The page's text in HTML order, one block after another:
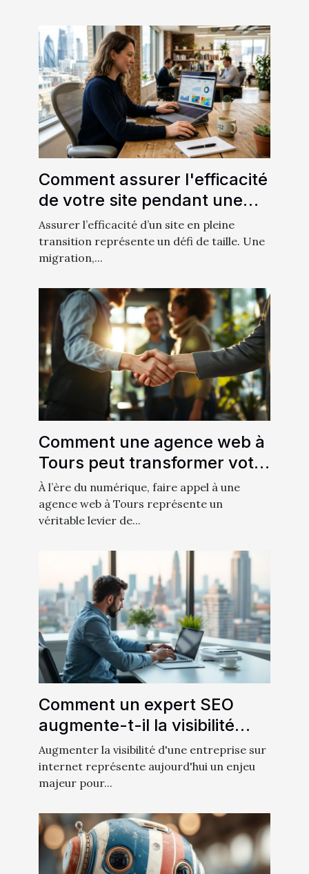
Comment assurer l'efficacité
de votre site pendant une
migration ?
Assurer l’efficacité d’un site en pleine
transition représente un défi de taille. Une
migration,...
Comment une agence web à
Tours peut transformer votre
entreprise locale
À l’ère du numérique, faire appel à une
agence web à Tours représente un
véritable levier de...
Comment un expert SEO
augmente-t-il la visibilité
d'une entreprise ?
Augmenter la visibilité d'une entreprise sur
internet représente aujourd'hui un enjeu
majeur pour...